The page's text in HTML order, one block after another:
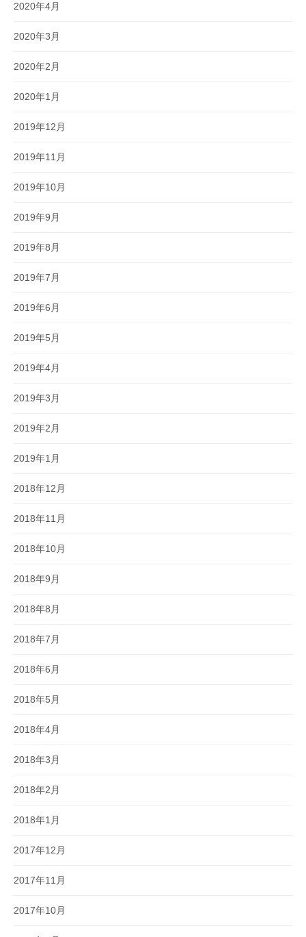
2020年4月
2020年3月
2020年2月
2020年1月
2019年12月
2019年11月
2019年10月
2019年9月
2019年8月
2019年7月
2019年6月
2019年5月
2019年4月
2019年3月
2019年2月
2019年1月
2018年12月
2018年11月
2018年10月
2018年9月
2018年8月
2018年7月
2018年6月
2018年5月
2018年4月
2018年3月
2018年2月
2018年1月
2017年12月
2017年11月
2017年10月